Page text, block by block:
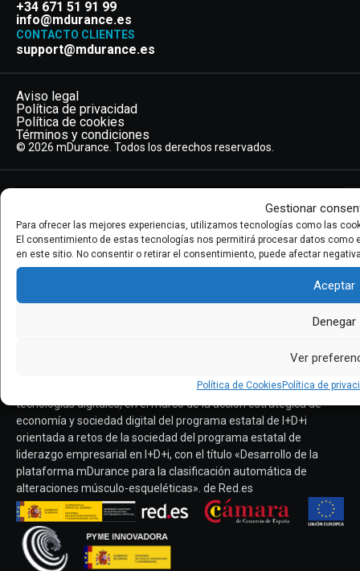
Gestionar
Para ofrecer las mejores experiencias, utilizamos tecnologías como las
El consentimiento de estas tecnologías nos permitirá procesar datos
en este sitio. No consentir o retirar el consentimiento, puede afectar
Aceptar
Denegar
Ver
Política de Cookies Política de
+34 671 51 91 99
info@mdurance.es
CONTACTO CLIENTES
support@mdurance.es
Aviso legal
Política de privacidad
Política de cookies
Términos y condiciones
© 2026 mDurance. Todos los derechos reservados.
Tecnológico basado en Inteligencia Artificial y otras Tecnologías
desarrollo tecnológico basado en inteligencia artificial y otras
tecnologías digitales, en el marco de la acción estratégica de
economía y sociedad digital del programa estatal de I+D+i
orientada a retos de la sociedad del programa estatal de
liderazgo empresarial en I+D+i, con el título «Desarrollo de la
plataforma mDurance para la clasificación automática de
alteraciones músculo-esqueléticas». de Red.es